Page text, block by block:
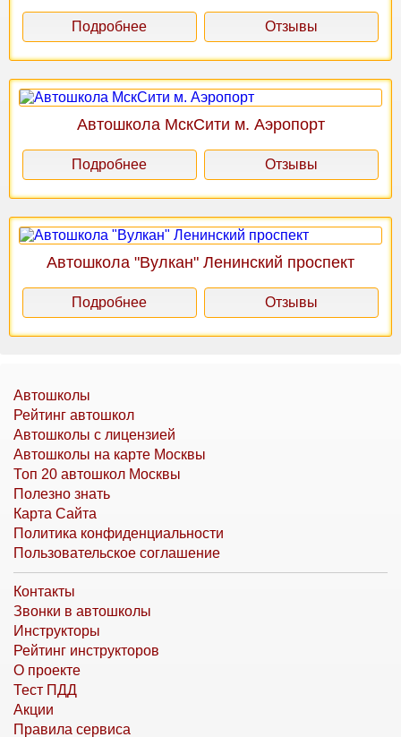
Подробнее Отзывы
Автошкола МскСити м. Аэропорт
Подробнее Отзывы
Автошкола "Вулкан" Ленинский проспект
Подробнее Отзывы
Автошколы
Рейтинг автошкол
Автошколы с лицензией
Автошколы на карте Москвы
Топ 20 автошкол Москвы
Полезно знать
Карта Сайта
Политика конфиденциальности
Пользовательское соглашение
Контакты
Звонки в автошколы
Инструкторы
Рейтинг инструкторов
О проекте
Тест ПДД
Акции
Правила сервиса